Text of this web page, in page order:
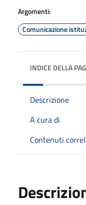
Argomenti:
Comunicazione
INDICE DELLA
Descrizione
A cura di
Contenuti